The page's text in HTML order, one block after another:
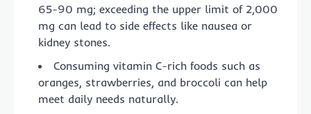
65-90 mg; exceeding the upper limit of 2,000
mg can lead to side effects like nausea or
kidney stones.
Consuming vitamin C-rich foods such as
oranges, strawberries, and broccoli can help
meet daily needs naturally.